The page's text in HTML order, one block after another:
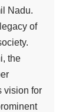
Nadu.
of
the
vision for